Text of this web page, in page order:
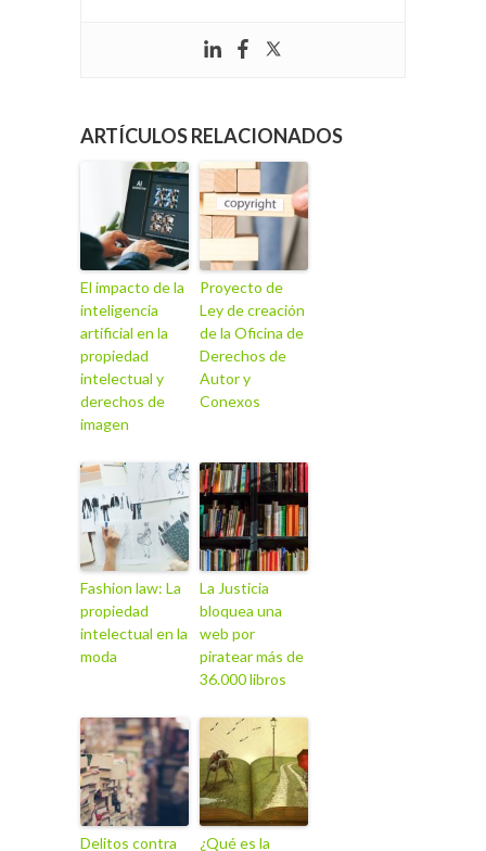
ARTÍCULOS RELACIONADOS
El impacto de la
inteligencia
artificial en la
propiedad
intelectual y
derechos de
imagen
Proyecto de
Ley de creación
de la Oficina de
Derechos de
Autor y
Conexos
Fashion law: La
propiedad
intelectual en la
moda
La Justicia
bloquea una
web por
piratear más de
36.000 libros
Delitos contra ¿Qué es la